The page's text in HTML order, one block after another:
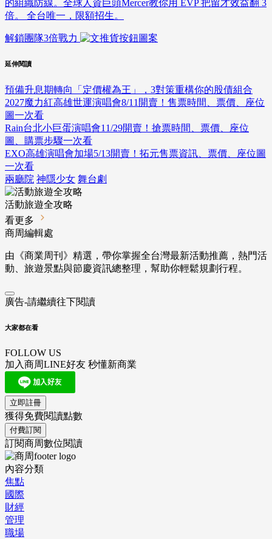
的組織防線。全球人資巨頭Mercer教你用 EVP 把留才效益翻 3
倍。 全台唯一，限額招生。
解鎖團隊3倍戰力
延伸閱讀
預備升息期轉向「定價權為王」，3對策重構你的股債組合
2027魔力紅高雄世運演唱會8/11開賣！售票時間、票價、座位
圖一次看
Rain台北小巨蛋演唱會11/29開賣！搶票時間、票價、座位
圖、購票步驟一次看
EXO高雄演唱會加場5/13開賣！拓元售票資訊、票價、座位圖
一次看
兩廳院 神隱少女 舞台劇
活動旅遊全攻略
看更多
商周編輯處
由《商業周刊》精選，帶你掌握全台灣最新活動推薦，熱門活
動、旅遊景點與節慶資訊總整理，幫助你輕鬆規劃行程。
廣告-請繼續往下閱讀
大家都在看
FOLLOW US
加入商周LINE好友 秒懂新商業
立即註冊
獲得免費閱讀點數
付費訂閱
訂閱商周數位閱讀
內容分類
焦點
國際
財經
管理
職場